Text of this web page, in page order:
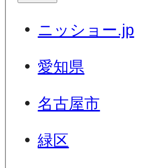
ニッショー.jp
愛知県
名古屋市
緑区